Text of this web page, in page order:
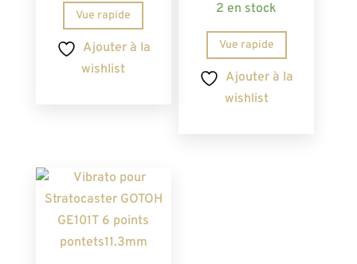
Vue rapide
Ajouter à la
wishlist
2 en stock
Vue rapide
Ajouter à la
wishlist